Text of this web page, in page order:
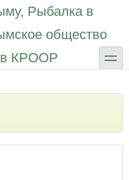
Рыбалка в
общество
КРООР
toggle